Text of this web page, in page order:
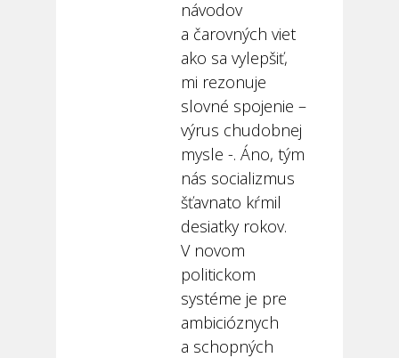
návodov
a čarovných viet
ako sa vylepšiť,
mi rezonuje
slovné spojenie –
výrus chudobnej
mysle -. Áno, tým
nás socializmus
šťavnato kŕmil
desiatky rokov.
V novom
politickom
systéme je pre
ambicióznych
a schopných